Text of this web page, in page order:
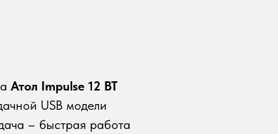
Атол Impulse 12 BT
USB модели
– быстрая работа